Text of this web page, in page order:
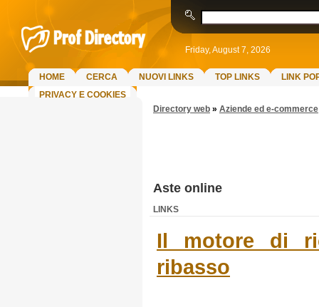
Friday, August 7, 2026
HOME CERCA NUOVI LINKS TOP LINKS
LINK
PRIVACY E COOKIES
Directory web » Aziende ed e-commerce
Aste online
LINKS
Il motore di
ribasso